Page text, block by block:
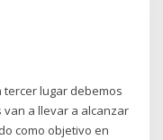
tercer lugar debemos
a llevar a alcanzar
como objetivo en